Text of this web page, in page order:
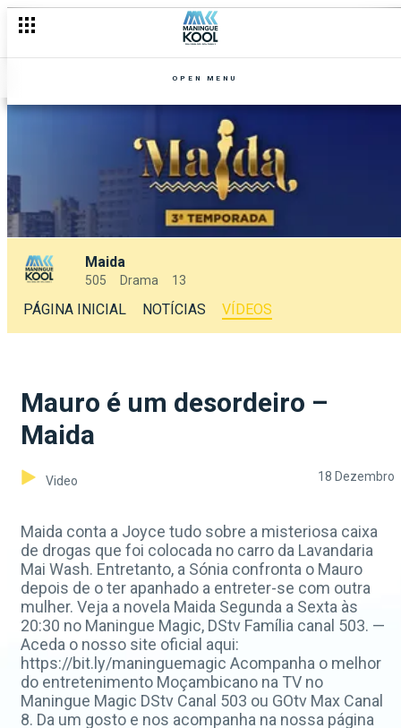
OPEN MENU
Maida
505 Drama 13
PÁGINA INICIAL NOTÍCIAS VÍDEOS
Mauro é um desordeiro –
Maida
Video 18 Dezembro
Maida conta a Joyce tudo sobre a misteriosa caixa
de drogas que foi colocada no carro da Lavandaria
Mai Wash. Entretanto, a Sónia confronta o Mauro
depois de o ter apanhado a entreter-se com outra
mulher. Veja a novela Maida Segunda a Sexta às
20:30 no Maningue Magic, DStv Família canal 503. —
Aceda o nosso site oficial aqui:
https://bit.ly/maninguemagic Acompanha o melhor
do entretenimento Moçambicano na TV no
Maningue Magic DStv Canal 503 ou GOtv Max Canal
8. Da um gosto e nos acompanha na nossa página